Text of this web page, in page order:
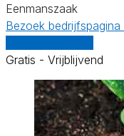
Eenmanszaak
Bezoek bedrijfspagina
Gratis - Vrijblijvend